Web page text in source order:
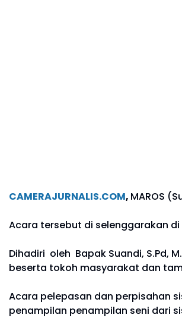
CAMERAJURNALIS.COM, MAROS
Acara tersebut di selenggarakan di
Dihadiri oleh Bapak Suandi, S.Pd,
beserta tokoh masyarakat dan
Acara pelepasan dan perpisahan
penampilan penampilan seni dari